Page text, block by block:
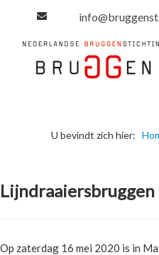
U bevindt zich hier:
Lijndraaiersbruggen
Op zaterdag 16 mei 2020 is in